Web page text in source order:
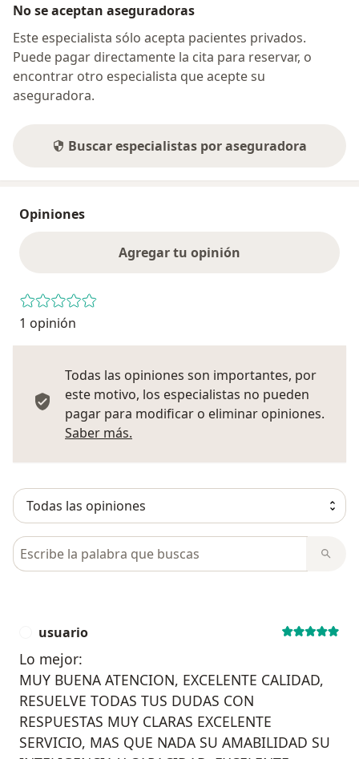
No se aceptan aseguradoras
Este especialista sólo acepta pacientes privados.
Puede pagar directamente la cita para reservar, o
encontrar otro especialista que acepte su
aseguradora.
Buscar especialistas por aseguradora
Opiniones
Agregar tu opinión
1 opinión
Todas las opiniones son importantes, por
este motivo, los especialistas no pueden
pagar para modificar o eliminar opiniones.
Saber más.
Busca en opiniones
usuario
Lo mejor:
MUY BUENA ATENCION, EXCELENTE CALIDAD,
RESUELVE TODAS TUS DUDAS CON
RESPUESTAS MUY CLARAS EXCELENTE
SERVICIO, MAS QUE NADA SU AMABILIDAD SU